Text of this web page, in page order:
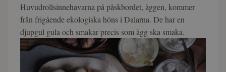
Huvudrollsinnehavarna på påskbordet, äggen, kommer
från frigående ekologiska höns i Dalarna. De har en
djupgul gula och smakar precis som ägg ska smaka.